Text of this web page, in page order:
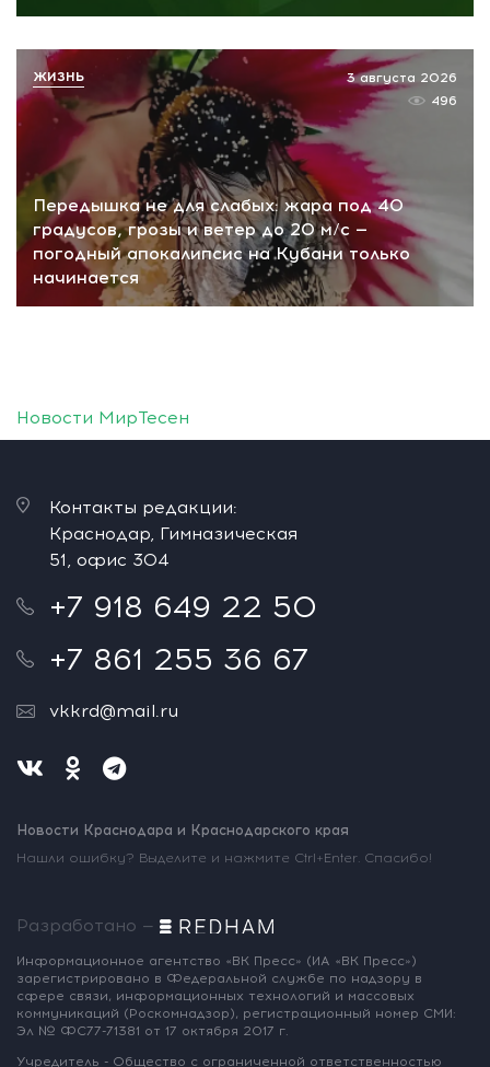
Передышка не для слабых: жара под 40
градусов, грозы и ветер до 20 м/с —
погодный апокалипсис на Кубани только
начинается
3 августа 2026
496
ЖИЗНЬ
Новости МирТесен
Контакты редакции:
Краснодар, Гимназическая
51, офис 304
+7 918 649 22 50
+7 861 255 36 67
vkkrd@mail.ru
Новости Краснодара и Краснодарского края
Нашли ошибку? Выделите и нажмите Ctrl+Enter. Спасибо!
Разработано —
Информационное агентство «ВК Пресс» (ИА «ВК Пресс»)
зарегистрировано в Федеральной службе по надзору в
сфере связи, информационных технологий и массовых
коммуникаций (Роскомнадзор), регистрационный номер СМИ:
Эл № ФС77-71381 от 17 октября 2017 г.
Учредитель - Общество с ограниченной ответственностью